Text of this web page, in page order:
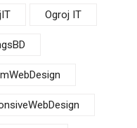
Ogroj IT